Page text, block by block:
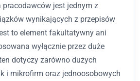
pracodawców jest jednym z
wynikających z przepisów
to element fakultatywny ani
wyłącznie przez duże
dotyczy zarówno dużych
i mikrofirm oraz jednoosobowych